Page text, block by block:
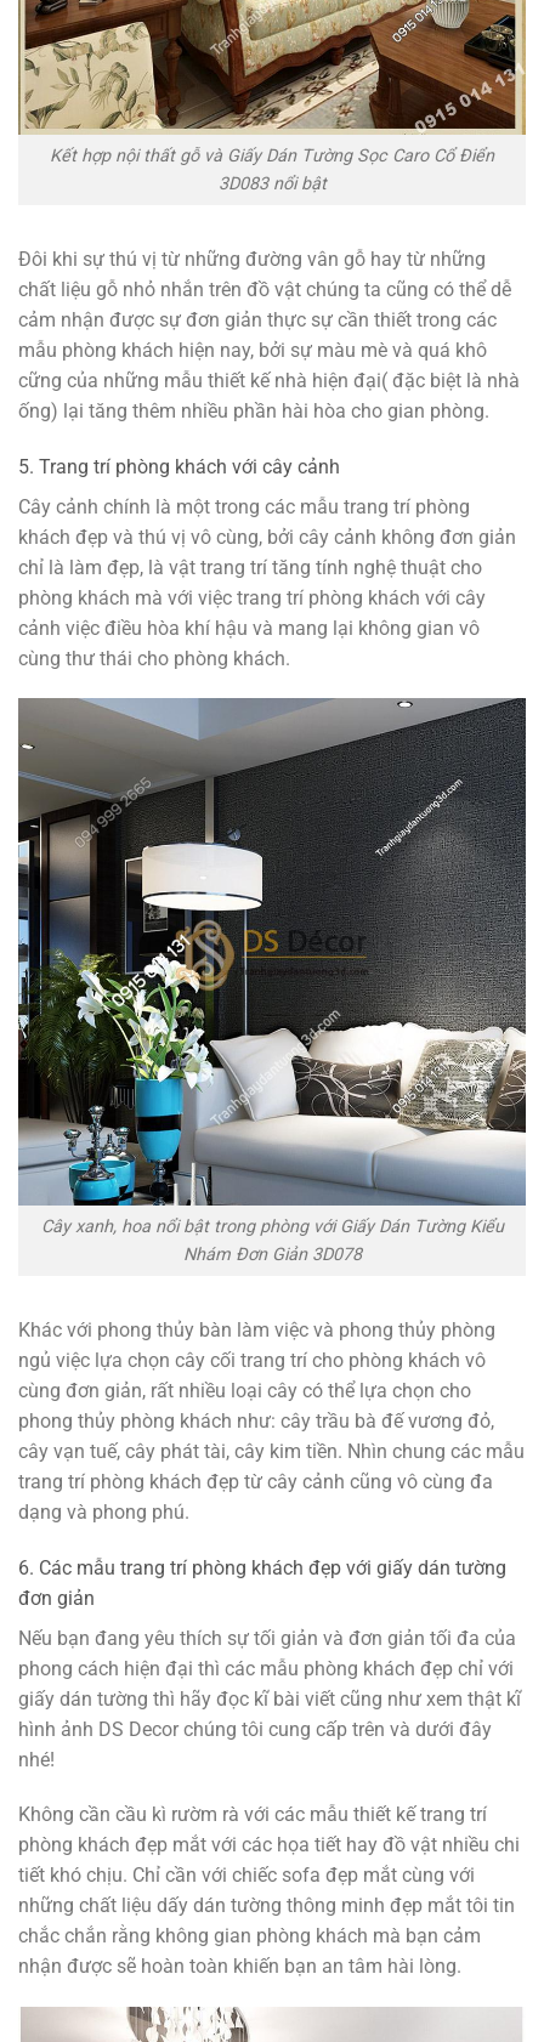
Kết hợp nội thất gỗ và Giấy Dán Tường Sọc Caro Cổ Điển
3D083 nổi bật
Đôi khi sự thú vị từ những đường vân gỗ hay từ những
chất liệu gỗ nhỏ nhắn trên đồ vật chúng ta cũng có thể dễ
cảm nhận được sự đơn giản thực sự cần thiết trong các
mẫu phòng khách hiện nay, bởi sự màu mè và quá khô
cững của những mẫu thiết kế nhà hiện đại( đặc biệt là nhà
ống) lại tăng thêm nhiều phần hài hòa cho gian phòng.
5. Trang trí phòng khách với cây cảnh
Cây cảnh chính là một trong các mẫu trang trí phòng
khách đẹp và thú vị vô cùng, bởi cây cảnh không đơn giản
chỉ là làm đẹp, là vật trang trí tăng tính nghệ thuật cho
phòng khách mà với việc trang trí phòng khách với cây
cảnh việc điều hòa khí hậu và mang lại không gian vô
cùng thư thái cho phòng khách.
Cây xanh, hoa nổi bật trong phòng với Giấy Dán Tường Kiểu
Nhám Đơn Giản 3D078
Khác với phong thủy bàn làm việc và phong thủy phòng
ngủ việc lựa chọn cây cối trang trí cho phòng khách vô
cùng đơn giản, rất nhiều loại cây có thể lựa chọn cho
phong thủy phòng khách như: cây trầu bà đế vương đỏ,
cây vạn tuế, cây phát tài, cây kim tiền. Nhìn chung các mẫu
trang trí phòng khách đẹp từ cây cảnh cũng vô cùng đa
dạng và phong phú.
6. Các mẫu trang trí phòng khách đẹp với giấy dán tường
đơn giản
Nếu bạn đang yêu thích sự tối giản và đơn giản tối đa của
phong cách hiện đại thì các mẫu phòng khách đẹp chỉ với
giấy dán tường thì hãy đọc kĩ bài viết cũng như xem thật kĩ
hình ảnh DS Decor chúng tôi cung cấp trên và dưới đây
nhé!
Không cần cầu kì rườm rà với các mẫu thiết kế trang trí
phòng khách đẹp mắt với các họa tiết hay đồ vật nhiều chi
tiết khó chịu. Chỉ cần với chiếc sofa đẹp mắt cùng với
những chất liệu dấy dán tường thông minh đẹp mắt tôi tin
chắc chắn rằng không gian phòng khách mà bạn cảm
nhận được sẽ hoàn toàn khiến bạn an tâm hài lòng.